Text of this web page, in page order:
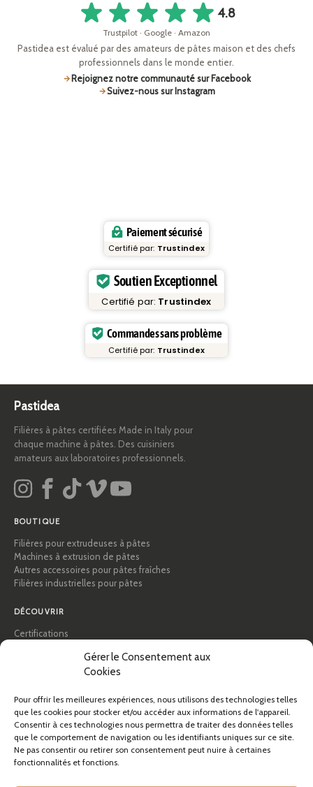
Gérer le Consentement aux
Cookies
Pour offrir les meilleures expériences, nous utilisons des technologies telles
que les cookies pour stocker et/ou accéder aux informations de l'appareil.
Consentir à ces technologies nous permettra de traiter des données telles
que le comportement de navigation ou les identifiants uniques sur ce site.
Ne pas consentir ou retirer son consentement peut nuire à certaines
fonctionnalités et fonctions.
4.8
Trustpilot · Google · Amazon
Pastidea est évalué par des amateurs de pâtes maison et des chefs
professionnels dans le monde entier.
Rejoignez notre communauté sur Facebook
Suivez-nous sur Instagram
Paiement sécurisé
Certifié par: Trustindex
Soutien Exceptionnel
Certifié par: Trustindex
Commandes sans problème
Certifié par: Trustindex
Pastidea
Filières à pâtes certifiées Made in Italy pour
chaque machine à pâtes. Des cuisiniers
amateurs aux laboratoires professionnels.
BOUTIQUE
Filières pour extrudeuses à pâtes
Machines à extrusion de pâtes
Autres accessoires pour pâtes fraîches
Filières industrielles pour pâtes
DÉCOUVRIR
Certifications
Conseils et guides pratiques
À propos de Pastidea
AIDE
FAQ et assistance
Contactez-nous